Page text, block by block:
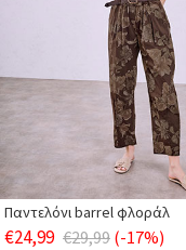
Παντελόνι barrel φλοράλ
€24,99 €29,99 (-17%)